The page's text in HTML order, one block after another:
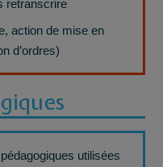
retranscrire
action de mise en
d’ordres)
utilisées